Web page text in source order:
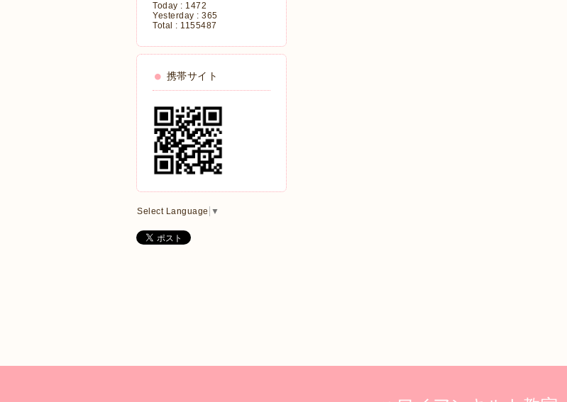
Today : 1472
Yesterday : 365
Total : 1155487
携帯サイト
Select Language ▼